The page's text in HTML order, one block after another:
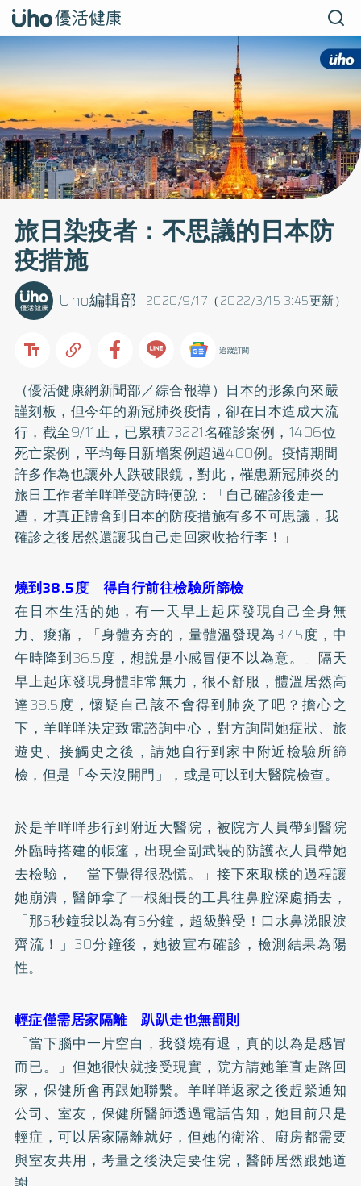
旅日染疫者：不思議的日本防
疫措施
2020/9/17（2022/3/15 3:45更新）
Uho編輯部
追蹤訂閱
（優活健康網新聞部／綜合報導）日本的形象向來嚴
謹刻板，但今年的新冠肺炎疫情，卻在日本造成大流
行，截至9/11止，已累積73221名確診案例，1406位
死亡案例，平均每日新增案例超過400例。疫情期間
許多作為也讓外人跌破眼鏡，對此，罹患新冠肺炎的
旅日工作者羊咩咩受訪時便說：「自己確診後走一
遭，才真正體會到日本的防疫措施有多不可思議，我
確診之後居然還讓我自己走回家收拾行李！」
燒到38.5度 得自行前往檢驗所篩檢
在日本生活的她，有一天早上起床發現自己全身無
力、痠痛，「身體夯夯的，量體溫發現為37.5度，中
午時降到36.5度，想說是小感冒便不以為意。」隔天
早上起床發現身體非常無力，很不舒服，體溫居然高
達38.5度，懷疑自己該不會得到肺炎了吧？擔心之
下，羊咩咩決定致電諮詢中心，對方詢問她症狀、旅
遊史、接觸史之後，請她自行到家中附近檢驗所篩
檢，但是「今天沒開門」，或是可以到大醫院檢查。
於是羊咩咩步行到附近大醫院，被院方人員帶到醫院
外臨時搭建的帳篷，出現全副武裝的防護衣人員帶她
去檢驗，「當下覺得很恐慌。」接下來取樣的過程讓
她崩潰，醫師拿了一根細長的工具往鼻腔深處捅去，
「那5秒鐘我以為有5分鐘，超級難受！口水鼻涕眼淚
齊流！」30分鐘後，她被宣布確診，檢測結果為陽
性。
輕症僅需居家隔離 趴趴走也無罰則
「當下腦中一片空白，我發燒有退，真的以為是感冒
而已。」但她很快就接受現實，院方請她筆直走路回
家，保健所會再跟她聯繫。羊咩咩返家之後趕緊通知
公司、室友，保健所醫師透過電話告知，她目前只是
輕症，可以居家隔離就好，但她的衛浴、廚房都需要
與室友共用，考量之後決定要住院，醫師居然跟她道